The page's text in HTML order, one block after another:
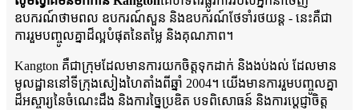
ឧបករណ៍ថាមពល ឧបករណ៍សួន និងឧបករណ៍ថែទាំរថយន្ត - នេះគឺជា
ការរួមបញ្ចូលគ្នាដ៏ល្អបំផុតនៃតម្លៃ និងគុណភាព។
Kangton គឺជាក្រុមដែលមានការយកចិត្តទុកដាក់ និងងប់ងល់ ដែលមាន
មូលដ្ឋាននៅទីក្រុងសៀងហៃតាំងពីឆ្នាំ 2004។ យើងមានការរួមបញ្ចូលគ្នា
ដ៏អស្ចារ្យនៃចំណេះដឹង និងការច្នៃប្រឌិត បទពិសោធន៍ និងការប្តេជ្ញាចិត្ត